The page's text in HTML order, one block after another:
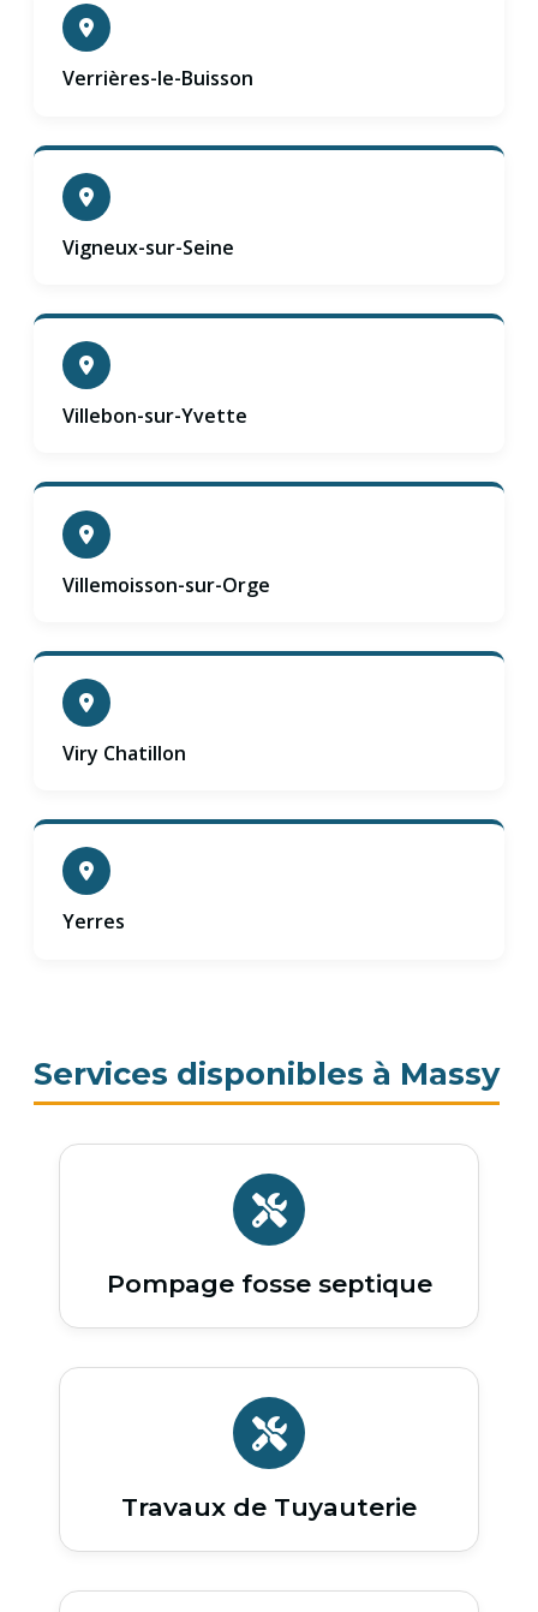
Verrières-le-Buisson
Vigneux-sur-Seine
Villebon-sur-Yvette
Villemoisson-sur-Orge
Viry Chatillon
Yerres
Services disponibles à Massy
Pompage fosse septique
Travaux de Tuyauterie